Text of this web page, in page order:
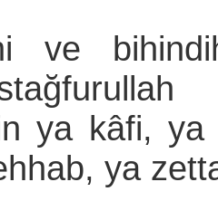
ve
ya kâfi,
ya